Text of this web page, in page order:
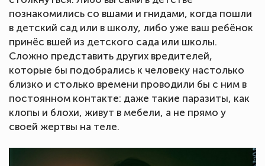
познакомились со вшами и гнидами, когда пошли
в детский сад или в школу, либо уже ваш ребёнок
принёс вшей из детского сада или школы.
Сложно представить других вредителей,
которые бы подобрались к человеку настолько
близко и столько времени проводили бы с ним в
постоянном контакте: даже такие паразиты, как
клопы и блохи, живут в мебели, а не прямо у
своей жертвы на теле.